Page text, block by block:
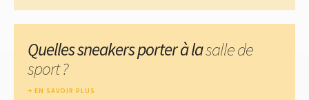
Quelles sneakers porter à lasalle de
sport ?
EN SAVOIR PLUS